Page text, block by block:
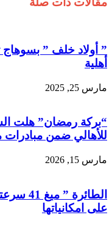
” أولاد خلف ” بسوهاج
أهلية
مارس 25, 2025
“بركة رمضان” هلت
للأهالي ضمن
مارس 15, 2026
على امكانياتها